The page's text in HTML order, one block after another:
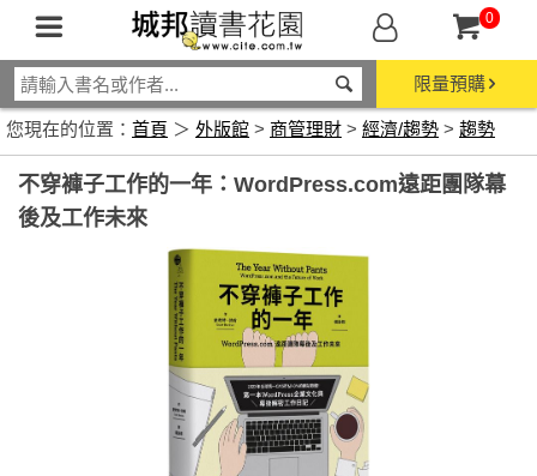
0
限量預購
您現在的位置： 首頁 ＞ 外版館 > 商管理財 > 經濟/趨勢 > 趨勢
不穿褲子工作的一年：WordPress.com遠距團隊幕
後及工作未來